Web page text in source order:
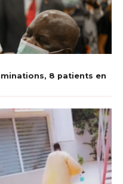
8 patients en